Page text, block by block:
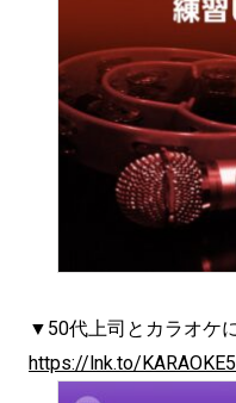
▼50代上司とカラオケ
https://lnk.to/